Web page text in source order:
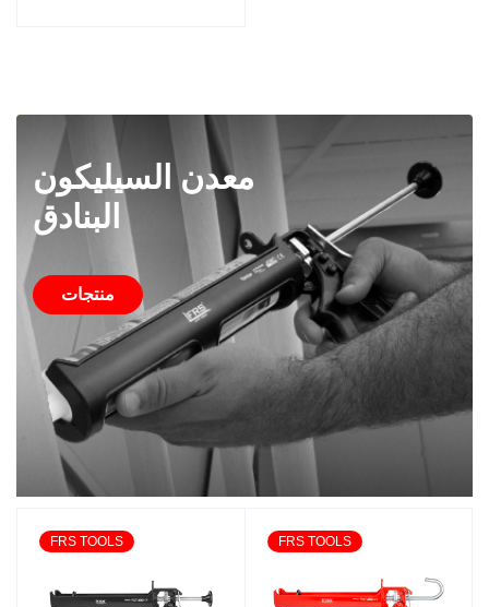
معدن السيليكون
البنادق
منتجات
FRS TOOLS FRS TOOLS